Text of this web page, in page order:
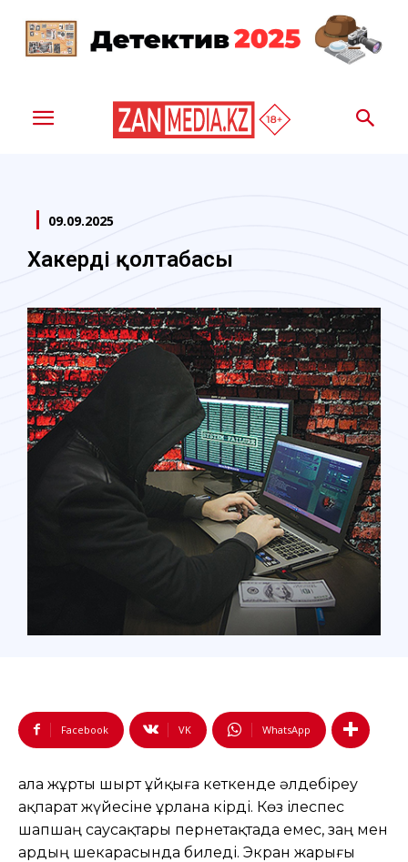
09.09.2025
Хакердің қолтаңбасы
Facebook VK WhatsApp
Қала жұрты шырт ұйқыға кеткенде әлдебіреу
ақпарат жүйесіне ұрлана кірді. Көз ілеспес
шапшаң саусақтары пернетақтада емес, заң мен
ардың шекарасында биледі. Экран жарығы